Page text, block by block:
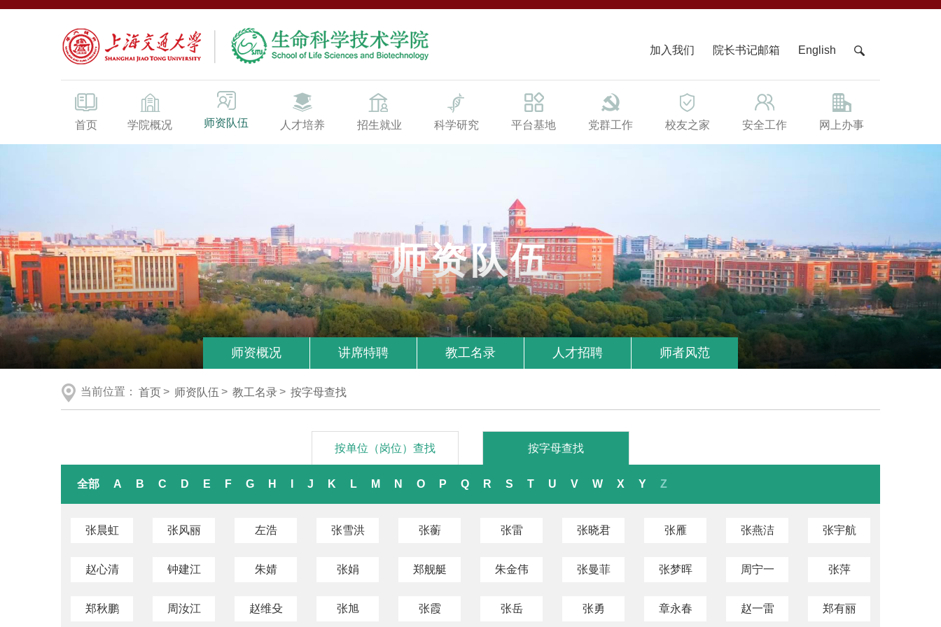
加入我们 院长书记邮箱 English
首页 学院概况 师资队伍 人才培养 招生就业 科学研究 平台基地 党群工作 校友之家 安全工作 网上办事
师资队伍
师资概况 讲席特聘 教工名录 人才招聘 师者风范
当前位置： 首页> 师资队伍 > 教工名录> 按字母查找
按单位（岗位）查找 按字母查找
全部 A B C D E F G H J K L M N O P Q R S T U V W X Y Z
张晨虹 张风丽 左浩 张雪洪 张蘅 张雷 张晓君 张雁 张燕洁 张宇航
赵心清 钟建江 朱婧 张娟 郑舰艇 朱金伟 张曼菲 张梦晖 周宁一 张萍
郑秋鹏 周汝江 赵维殳 张旭 张霞 张岳 张勇 章永春 赵一雷 郑有丽